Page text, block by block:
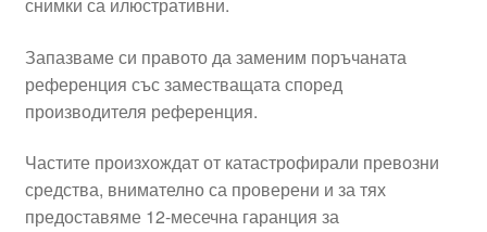
Запазваме си правото да заменим поръчаната
референция със заместващата според
производителя референция.
Частите произхождат от катастрофирали превозни
средства, внимателно са проверени и за тях
предоставяме 12-месечна гаранция за